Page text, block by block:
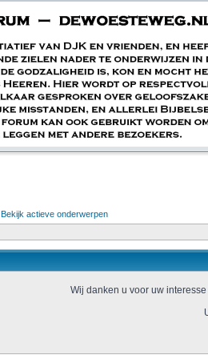
Bekijk actieve onderwerpen
Wij danken u voor uw